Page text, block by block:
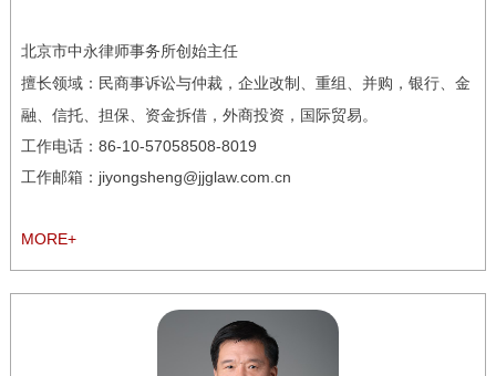
北京市中永律师事务所创始主任
擅长领域： 民商事诉讼与仲裁，企业改制、重组、并购，银行、金
融、信托、担保、资金拆借，外商投资，国际贸易。
工作电话： 86-10-57058508-8019
工作邮箱：jiyongsheng@jjglaw.com.cn
MORE+